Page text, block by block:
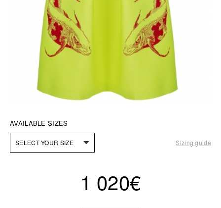
AVAILABLE SIZES
SELECT YOUR SIZE Sizing guide
1 020€